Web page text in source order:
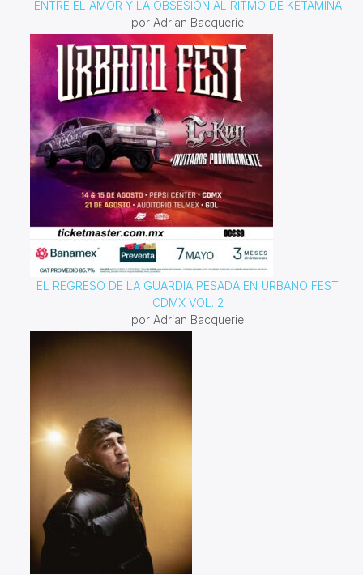
ENTRE EL AMOR Y LA OBSESIÓN AL RITMO DE KETAMINA
por Adrian Bacquerie
EL REGRESO DE LA GUARDIA PESADA EN URBANO FEST
CDMX VOL. 2
por Adrian Bacquerie